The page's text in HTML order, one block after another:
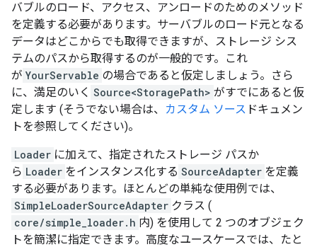
バブルのロード、アクセス、アンロードのためのメソッド
を定義する必要があります。サーバブルのロード元となる
データはどこからでも取得できますが、ストレージ シス
テムのパスから取得するのが一般的です。これ
が YourServable の場合であると仮定しましょう。さら
に、満足のいく Source<StoragePath> がすでにあると仮
定します (そうでない場合は、
カスタム ソース ドキュメン
トを参照してください)。
Loader に加えて、指定されたストレージ パスか
ら Loader をインスタンス化する SourceAdapter を定義
する必要があります。ほとんどの単純な使用例では、
SimpleLoaderSourceAdapter クラス (
core/simple_loader.h 内) を使用して 2 つのオブジェク
トを簡潔に指定できます。高度なユースケースでは、たと